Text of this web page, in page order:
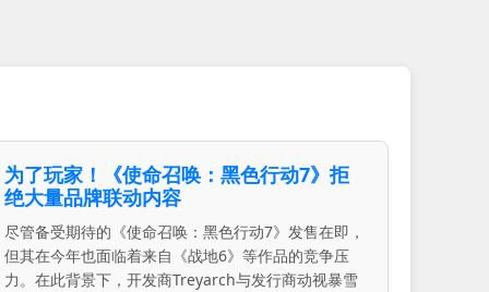
为了玩家！《使命召唤：黑色行动7》拒
绝大量品牌联动内容
尽管备受期待的《使命召唤：黑色行动7》发售在即，
但其在今年也面临着来自《战地6》等作品的竞争压
力。在此背景下，开发商Treyarch与发行商动视暴雪